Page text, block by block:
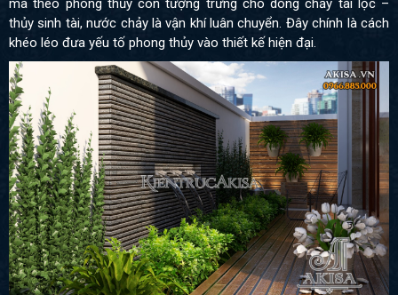
mà theo phong thủy còn tượng trưng cho dòng chảy tài lộc –
thủy sinh tài, nước chảy là vận khí luân chuyển. Đây chính là cách
khéo léo đưa yếu tố phong thủy vào thiết kế hiện đại.